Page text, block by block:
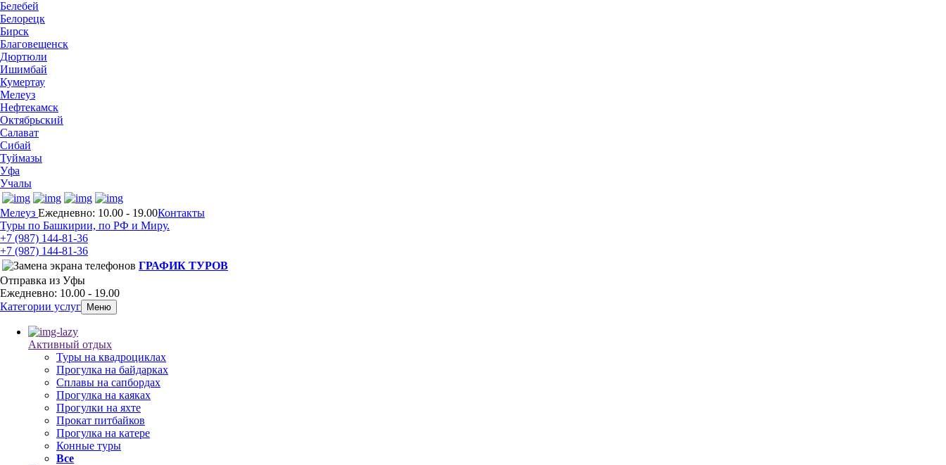
Белебей
Белорецк
Бирск
Благовещенск
Дюртюли
Ишимбай
Кумертау
Мелеуз
Нефтекамск
Октябрьский
Салават
Сибай
Туймазы
Уфа
Учалы
Мелеуз Ежедневно: 10.00 - 19.00Контакты
Туры по Башкирии, по РФ и Миру.
+7 (987) 144-81-36
+7 (987) 144-81-36
ГРАФИК ТУРОВ
Отправка из Уфы
Ежедневно: 10.00 - 19.00
Категории услуг
Меню
Активный отдых
Туры на квадроциклах
Прогулка на байдарках
Сплавы на сапбордах
Прогулка на каяках
Прогулки на яхте
Прокат питбайков
Прогулка на катере
Конные туры
Все